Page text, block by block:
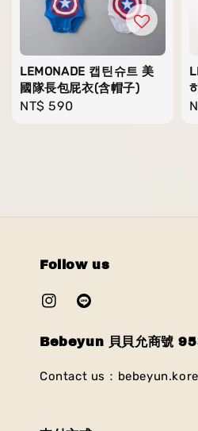
LEMONADE 캡틴슈트 美
國隊長包屁衣(含帽子)
Regular
NT$ 590
Follow us
Bebeyun 貝貝允商號
Contact us：